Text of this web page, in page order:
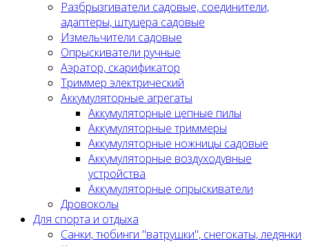
Разбрызгиватели садовые, соединители,
адаптеры, штуцера садовые
Измельчители садовые
Опрыскиватели ручные
Аэратор, скарификатор
Триммер электрический
Аккумуляторные агрегаты
Аккумуляторные цепные пилы
Аккумуляторные триммеры
Аккумуляторные ножницы садовые
Аккумуляторные воздуходувные
устройства
Аккумуляторные опрыскиватели
Дровоколы
Для спорта и отдыха
Санки, тюбинги "ватрушки", снегокаты, ледянки